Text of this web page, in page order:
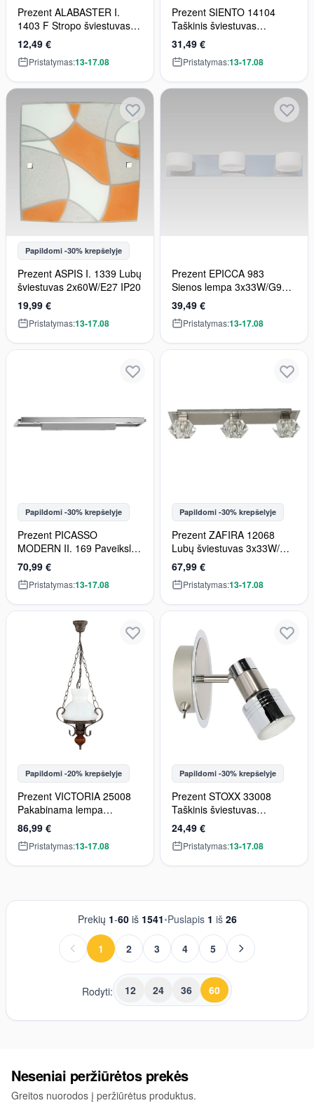
Prezent ALABASTER I.
1403 F Stropo šviestuvas
2x60w/e27
12,49 €
Pristatymas:13-17.08
Prezent SIENTO 14104
Taškinis šviestuvas
2x40w/e14 ip20
31,49 €
Pristatymas:13-17.08
Papildomi -30% krepšelyje
Prezent ASPIS I. 1339 Lubų
šviestuvas 2x60W/E27 IP20
19,99 €
Pristatymas:13-17.08
Prezent EPICCA 983
Sienos lempa 3x33W/G9
IP20
39,49 €
Pristatymas:13-17.08
Papildomi -30% krepšelyje
Prezent PICASSO
MODERN II. 169 Paveikslų
lemputė 1x13W/T5 1030lm
IP20
70,99 €
Pristatymas:13-17.08
Papildomi -30% krepšelyje
Prezent ZAFIRA 12068
Lubų šviestuvas 3x33W/G9
IP20
67,99 €
Pristatymas:13-17.08
Papildomi -20% krepšelyje
Prezent VICTORIA 25008
Pakabinama lempa
1x60W/E27 IP20
86,99 €
Pristatymas:13-17.08
Papildomi -30% krepšelyje
Prezent STOXX 33008
Taškinis šviestuvas
1x9W/GU10 IP20
24,49 €
Pristatymas:13-17.08
Prekių 1-60iš 1541•Puslapis 1 iš 26
You're currently reading page
1 Page
2 Page
3 Page
4 Page
5
Rodyti: 12 24 36 60
Neseniai peržiūrėtos prekės
Greitos nuorodos į peržiūrėtus produktus.